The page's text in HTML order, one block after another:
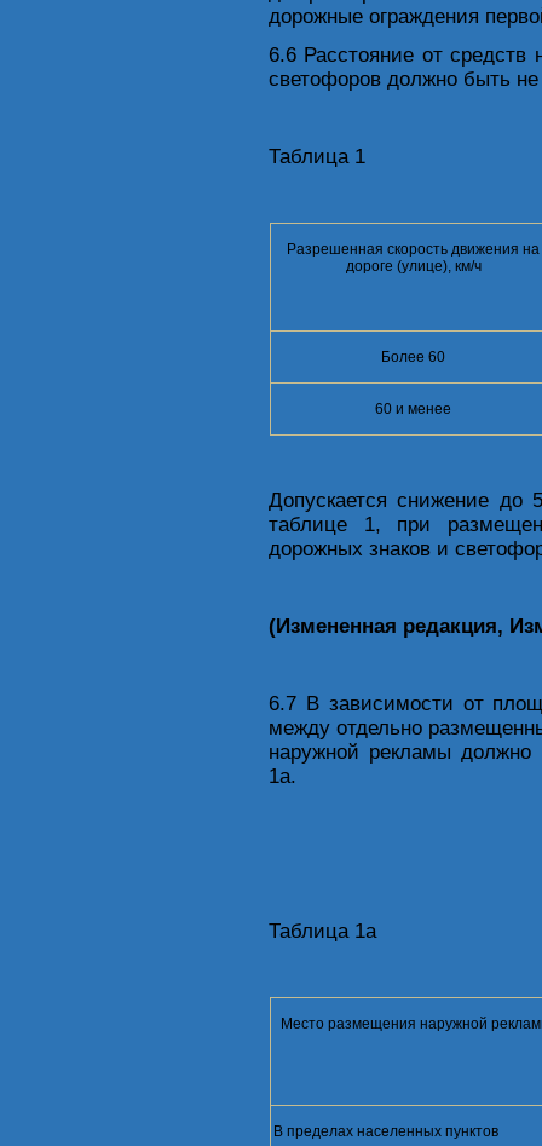
дорожные ограждения
6.6 Расстояние от
светофоров должно быть
Таблица 1
Разрешенная скорость движения на
дороге (улице), км/ч
Более 60
60 и менее
Допускается снижение до
таблице 1, при
дорожных знаков и
(Измененная редакция,
6.7 В зависимости от
между отдельно
наружной рекламы
1а.
Таблица 1а
Место размещения наружной
В пределах населенных пунктов